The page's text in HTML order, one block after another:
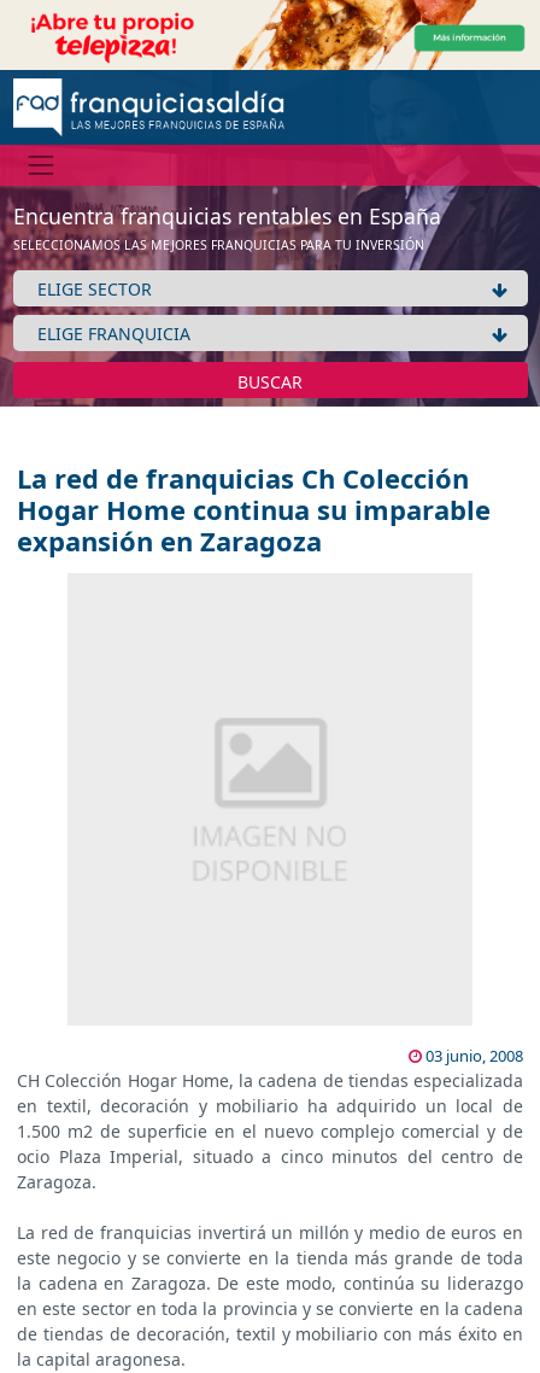
Encuentra franquicias rentables en España
SELECCIONAMOS LAS MEJORES FRANQUICIAS PARA TU INVERSIÓN
BUSCAR
La red de franquicias Ch Colección
Hogar Home continua su imparable
expansión en Zaragoza
03 junio, 2008
CH Colección Hogar Home, la cadena de tiendas especializada
en textil, decoración y mobiliario ha adquirido un local de
1.500 m2 de superficie en el nuevo complejo comercial y de
ocio Plaza Imperial, situado a cinco minutos del centro de
Zaragoza.
La red de franquicias invertirá un millón y medio de euros en
este negocio y se convierte en la tienda más grande de toda
la cadena en Zaragoza. De este modo, continúa su liderazgo
en este sector en toda la provincia y se convierte en la cadena
de tiendas de decoración, textil y mobiliario con más éxito en
la capital aragonesa.